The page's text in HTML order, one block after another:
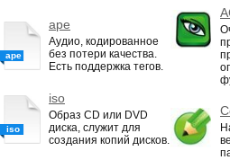
ape
ape
Аудио, кодированное
без потери качества.
Есть поддержка тегов.
iso
iso
Образ CD или DVD
диска, служит для
создания копий дисков.